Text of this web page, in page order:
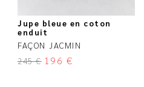
Jupe bleue en coton
enduit
FAÇON JACMIN
245€ 196 €